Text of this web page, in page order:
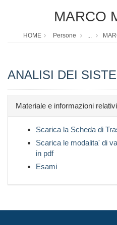
MARCO
HOME Persone ...
ANALISI DEI
Materiale e informazioni
Scarica la Scheda di
Scarica le modalita' di
in pdf
Esami